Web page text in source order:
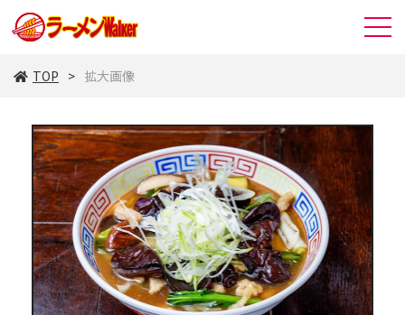
TOP 拡大画像